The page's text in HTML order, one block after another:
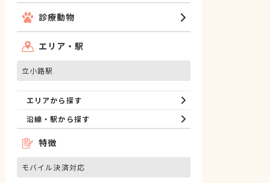
診療動物
エリア・駅
立小路駅
エリアから探す
沿線・駅から探す
特徴
モバイル決済対応